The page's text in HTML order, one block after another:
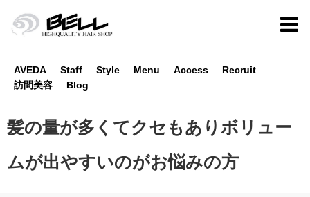
AVEDA Staff Style Menu Access
Recruit
訪問美容
Blog
髪の量が多くてクセもありボリュー
ムが出やすいのがお悩みの方